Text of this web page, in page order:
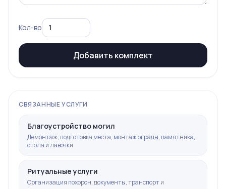
Кол-во
Добавить комплект
СВЯЗАННЫЕ УСЛУГИ
Благоустройство могил
Демонтаж, подготовка места, монтаж ограды, памятника,
стола и лавочки
Ритуальные услуги
Организация похорон, документы, транспорт и